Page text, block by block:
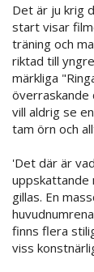
Det är ju krig
start visar
träning och
riktad till
märkliga
överraskande
vill aldrig se
tam örn och
'Det där är
uppskattande
gillas. En
finns flera
viss